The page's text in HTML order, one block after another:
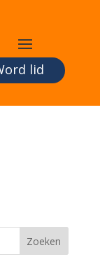
lid
Zoeken